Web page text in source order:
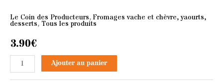
Le Coin des Producteurs, Fromages vache et chèvre, yaourts,
desserts, Tous les produits
3.90€
Ajouter au panier